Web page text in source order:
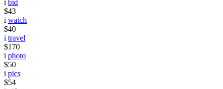
i bid
$43
i watch
$40
i travel
$170
i photo
$50
i pics
$54